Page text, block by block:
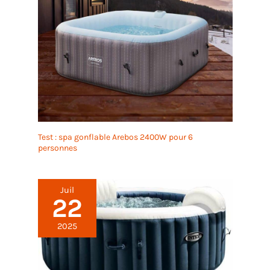
nm garantit des
performances élevées pour
les entraînements de
foreuse sans fil. 25 + 1
réglage du couple et
protection du couple, peut
être ajusté en fonction de
la scène pour éviter
d'endommager les objets
excessif; 2 vitesses: basse
Réfléchie Des Détails: le
sens de rotation du foret
peut être commuté de
manière flexible entre le
sens horaire et le sens
antihoraire; La boîte à
outils est légère et stable,
Test : spa gonflable Arebos 2400W pour 6
personnes
Juil
22
2025